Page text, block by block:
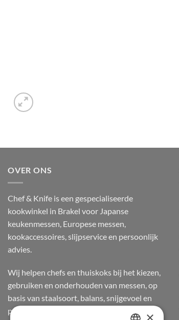
OVER ONS
Chef & Knife is een gespecialiseerde
kookwinkel in Brakel voor Japanse
keukenmessen, Europese messen,
kookaccessoires, slijpservice en persoonlijk
advies.
Wij helpen chefs en thuiskoks bij het kiezen,
gebruiken en onderhouden van messen, op
basis van staalsoort, balans, snijgevoel en
praktijkervaring.